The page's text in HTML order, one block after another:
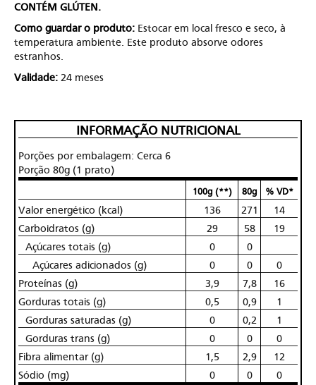
CONTÉM GLÚTEN.
Como guardar o produto: Estocar em local fresco e seco, à
temperatura ambiente. Este produto absorve odores
estranhos.
Validade: 24 meses
INFORMAÇÃO NUTRICIONAL
Porções por embalagem: Cerca 6
Porção 80g (1 prato)
100g (**) 80g % VD*
Valor energético (kcal) 136 271
14
Carboidratos (g)
29 58
19
Açúcares totais (g)
0
0
Açúcares adicionados (g)
0 0
0
Proteínas (g)
3,9 7,8
16
Gorduras totais (g)
0,5 0,9
1
Gorduras saturadas (g)
0 0,2
1
Gorduras trans (g)
0 0
0
Fibra alimentar (g)
1,5 2,9
12
Sódio (mg)
0 0 0